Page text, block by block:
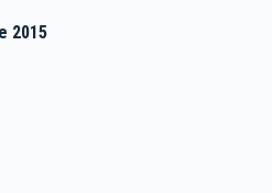
2015